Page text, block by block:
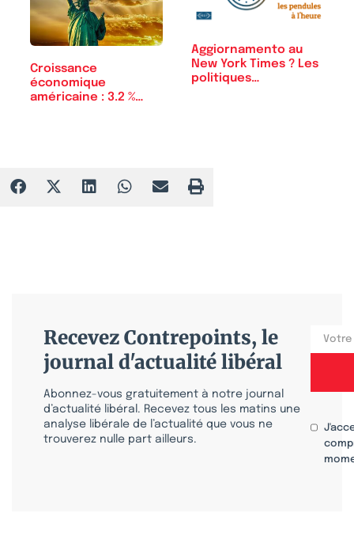
Croissance
économique
américaine : 3.2 %
Aggiornamento au
New York Times ? Les
politiques…
Recevez Contrepoints, le
journal d'actualité libéral
Abonnez-vous gratuitement à notre journal
d’actualité libéral. Recevez tous les matins une
analyse libérale de l’actualité que vous ne
trouverez nulle part ailleurs.